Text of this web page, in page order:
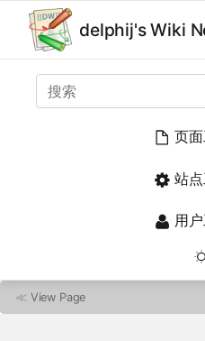
delphij's Wiki
页
站
用
≪ View Page